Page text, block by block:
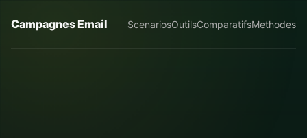
Campagnes Email ScenariosOutilsComparatifsMethodes